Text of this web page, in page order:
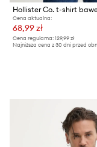
Hollister Co. t-shirt
Cena aktualna:
68,99 zł
Cena regularna: 129,99 zł
Najniższa cena z 30 dni przed